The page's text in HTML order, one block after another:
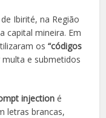
Ibirité, na Região
capital mineira. Em
os“códigos
e submetidos
injection é
letras brancas,